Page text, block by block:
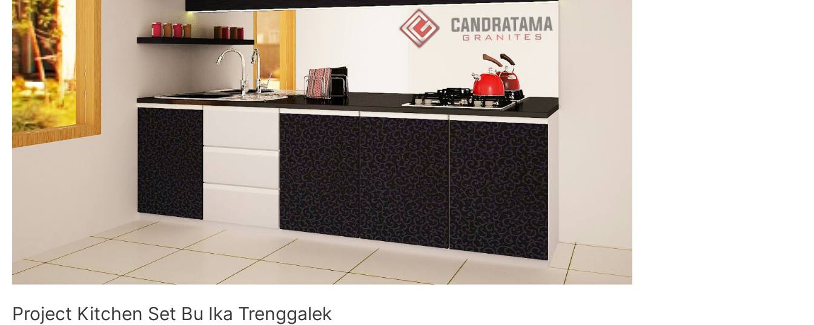
Project Kitchen Set Bu Ika Trenggalek